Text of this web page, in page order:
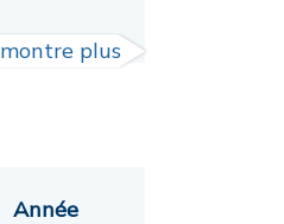
montre plus
Année